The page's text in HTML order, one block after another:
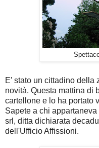
E' stato un cittadino della
novità. Questa mattina di
cartellone e lo ha portato
Sapete a chi
srl, ditta dichiarata
dell'Ufficio Affissioni.